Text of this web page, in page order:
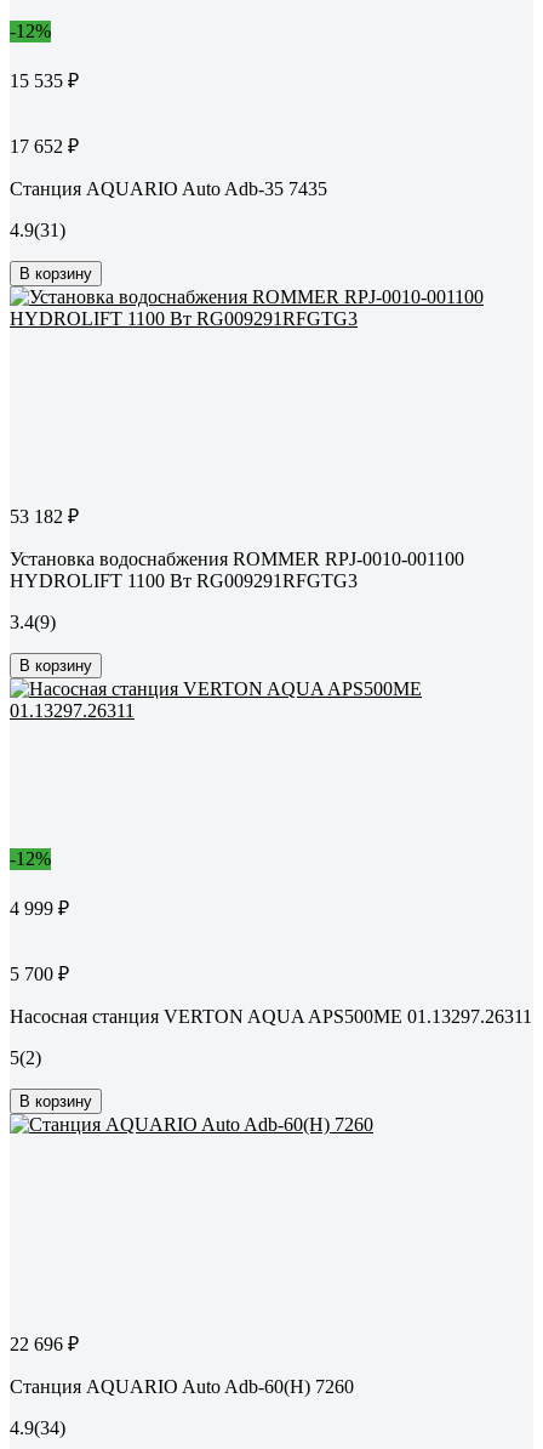
-12%
15 535 ₽
17 652 ₽
Станция AQUARIO Auto Adb-35 7435
4.9(31)
В корзину
53 182 ₽
Установка водоснабжения ROMMER RPJ-0010-001100
HYDROLIFT 1100 Вт RG009291RFGTG3
3.4(9)
В корзину
-12%
4 999 ₽
5 700 ₽
Насосная станция VERTON AQUA APS500ME 01.13297.26311
5(2)
В корзину
22 696 ₽
Станция AQUARIO Auto Adb-60(H) 7260
4.9(34)